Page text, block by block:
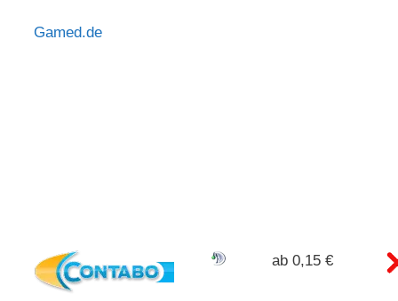
Gamed.de
ab 0,15 €